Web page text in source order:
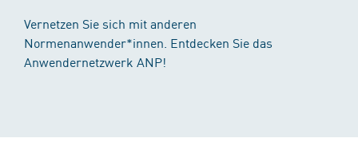
Vernetzen Sie sich mit anderen
Normenanwender*innen. Entdecken Sie das
Anwendernetzwerk ANP!